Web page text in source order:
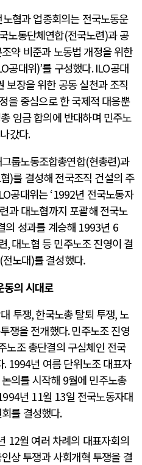
협과 업종회의는 전국노동운
노동단체연합(전국노련)과 공
약 비준과 노동법 개정을 위한
공대위)’를 구성했다. ILO공대
보장을 위한 공동 실천과 조직
을 중심으로 한 국제적 대응뿐
임금 합의에 반대하며 민주노
갔다.
룹노동조합총연합(현총련)과
)를 결성해 전국조직 건설의 주
공대위는‘1992년 전국노동자
과 대노협까지 포괄해 전국노
의 성과를 계승해 1993년 6
,대노협 등 민주노조 진영이 결
(전노대)를 결성했다.
동의 시대로
투쟁,한국노총 탈퇴 투쟁, 노
쟁을 전개했다.민주노조 진영
노조 총단결의 구심체인 전국
. 1994년 여름 단위노조 대표자
의를 시작해 9월에 민주노총
년 11월 13일 전국노동자대
를 결성했다.
12월 여러 차례의 대표자회의
상 투쟁과 사회개혁 투쟁을 결